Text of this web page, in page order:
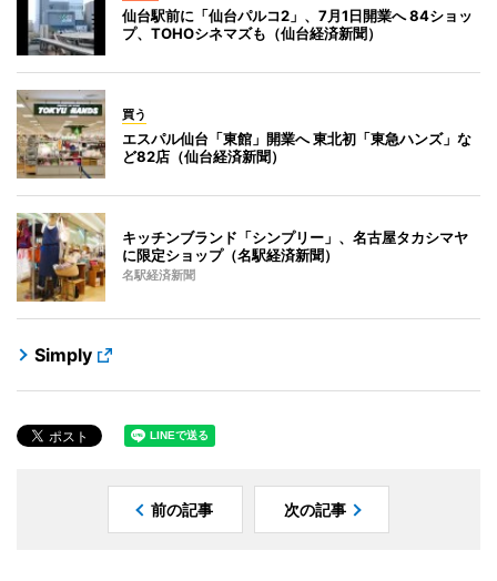
仙台駅前に「仙台パルコ2」、7月1日開業へ 84ショッ
プ、TOHOシネマズも（仙台経済新聞）
買う
エスパル仙台「東館」開業へ 東北初「東急ハンズ」な
ど82店（仙台経済新聞）
キッチンブランド「シンプリー」、名古屋タカシマヤ
に限定ショップ（名駅経済新聞）
名駅経済新聞
Simply
前の記事 次の記事